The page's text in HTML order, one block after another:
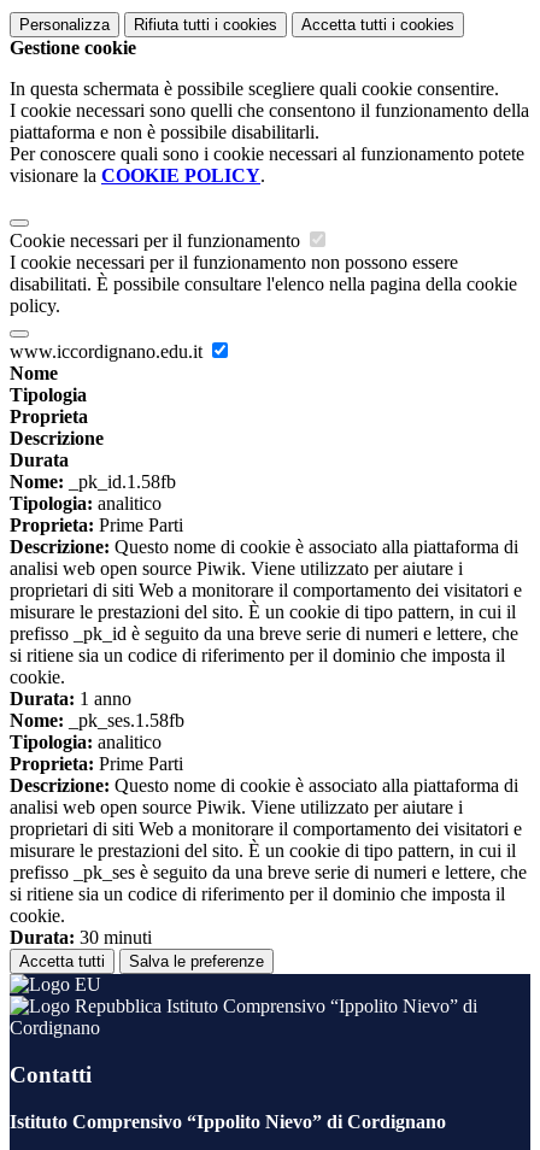
Personalizza Rifiuta tutti i cookies Accetta tutti i cookies
Gestione cookie
In questa schermata è possibile scegliere quali cookie consentire.
I cookie necessari sono quelli che consentono il funzionamento della
piattaforma e non è possibile disabilitarli.
Per conoscere quali sono i cookie necessari al funzionamento potete
visionare la COOKIE POLICY.
Cookie necessari per il funzionamento
I cookie necessari per il funzionamento non possono essere
disabilitati. È possibile consultare l'elenco nella pagina della cookie
policy.
www.iccordignano.edu.it
Nome
Tipologia
Proprieta
Descrizione
Durata
Nome: _pk_id.1.58fb
Tipologia: analitico
Proprieta: Prime Parti
Descrizione: Questo nome di cookie è associato alla piattaforma di
analisi web open source Piwik. Viene utilizzato per aiutare i
proprietari di siti Web a monitorare il comportamento dei visitatori e
misurare le prestazioni del sito. È un cookie di tipo pattern, in cui il
prefisso _pk_id è seguito da una breve serie di numeri e lettere, che
si ritiene sia un codice di riferimento per il dominio che imposta il
cookie.
Durata: 1 anno
Nome: _pk_ses.1.58fb
Tipologia: analitico
Proprieta: Prime Parti
Descrizione: Questo nome di cookie è associato alla piattaforma di
analisi web open source Piwik. Viene utilizzato per aiutare i
proprietari di siti Web a monitorare il comportamento dei visitatori e
misurare le prestazioni del sito. È un cookie di tipo pattern, in cui il
prefisso _pk_ses è seguito da una breve serie di numeri e lettere, che
si ritiene sia un codice di riferimento per il dominio che imposta il
cookie.
Durata: 30 minuti
Accetta tutti Salva le preferenze
Istituto Comprensivo “Ippolito Nievo” di
Cordignano
Contatti
Istituto Comprensivo “Ippolito Nievo” di Cordignano